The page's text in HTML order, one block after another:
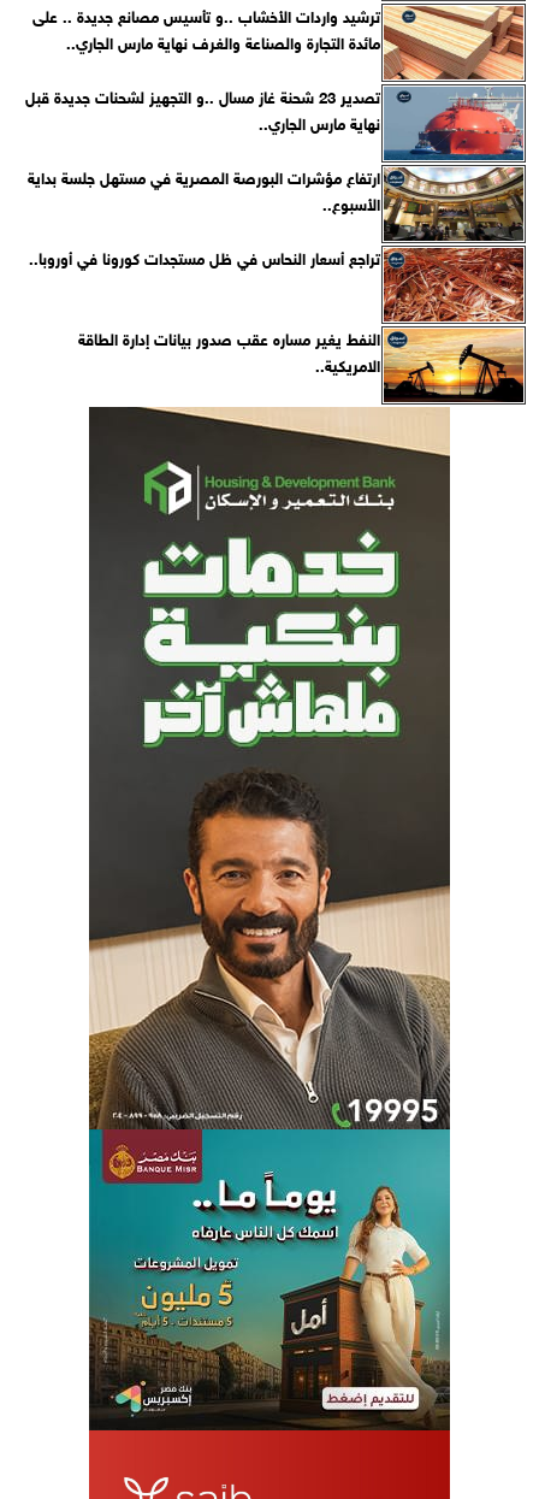
ترشيد واردات الأخشاب ..و تأسيس مصانع جديدة .. على
مائدة التجارة والصناعة والغرف نهاية مارس الجاري..
تصدير 23 شحنة غاز مسال ..و التجهيز لشحنات جديدة قبل
نهاية مارس الجاري..
ارتفاع مؤشرات البورصة المصرية في مستهل جلسة بداية
الأسبوع..
تراجع أسعار النحاس في ظل مستجدات كورونا في أوروبا..
النفط يغير مساره عقب صدور بيانات إدارة الطاقة
الامريكية..